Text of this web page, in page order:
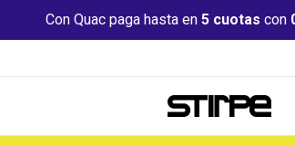
Con Quac paga hasta en 5 cuotas con